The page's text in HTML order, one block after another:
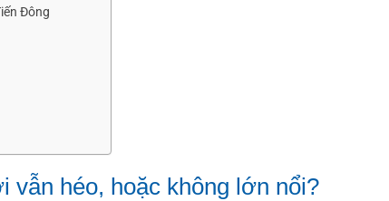
Đông
héo, hoặc không lớn nổi?